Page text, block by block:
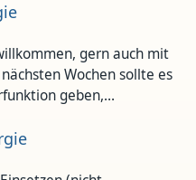
gern auch mit
Wochen sollte es
geben,…